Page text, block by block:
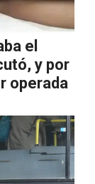
el
y por
operada